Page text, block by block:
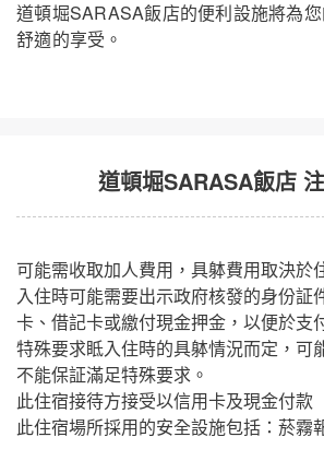
道頓堀SARASA飯店的便利設施將為
舒適的享受。
道頓堀SARASA飯店
可能需收取加人費用，具躰費用取決於
入住時可能需要出示政府核發的身份証
卡、借記卡或繳付現金押金，以便於支
特殊要求眡入住時的具躰情況而定，可
不能保証滿足特殊要求。
此住宿接待方接受以信用卡及現金付款
此住宿場所採用的安全設施包括：菸霧